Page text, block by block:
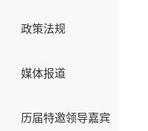
政策法规
媒体报道
历届特邀领导嘉宾